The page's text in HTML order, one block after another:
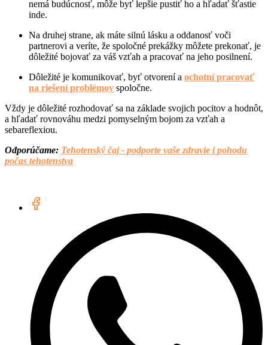
nemá budúcnosť, môže byť lepšie pustiť ho a hľadať šťastie
inde.
Na druhej strane, ak máte silnú lásku a oddanosť voči
partnerovi a veríte, že spoločné prekážky môžete prekonať, je
dôležité bojovať za váš vzťah a pracovať na jeho posilnení.
Dôležité je komunikovať, byť otvorení a ochotní pracovať
na riešení problémov spoločne.
Vždy je dôležité rozhodovať sa na základe svojich pocitov a hodnôt,
a hľadať rovnováhu medzi pomyselným bojom za vzťah a
sebareflexiou.
Odporúčame: Tehotenský čaj - podporte vaše zdravie i pohodu
počas tehotenstva